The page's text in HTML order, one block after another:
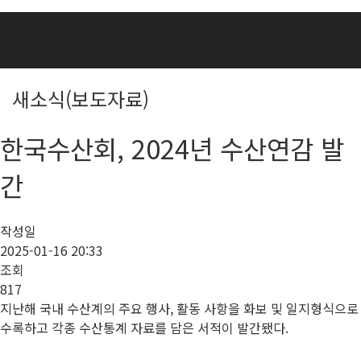
새소식(보도자료)
한국수산회, 2024년 수산연감 발
간
작성일
2025-01-16 20:33
조회
817
지난해 국내 수산계의 주요 행사, 활동 사항을 화보 및 일지형식으로
수록하고 각종 수산통계 자료를 담은 서적이 발간됐다.